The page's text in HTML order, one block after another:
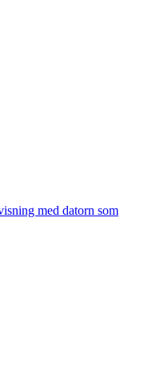
med datorn som